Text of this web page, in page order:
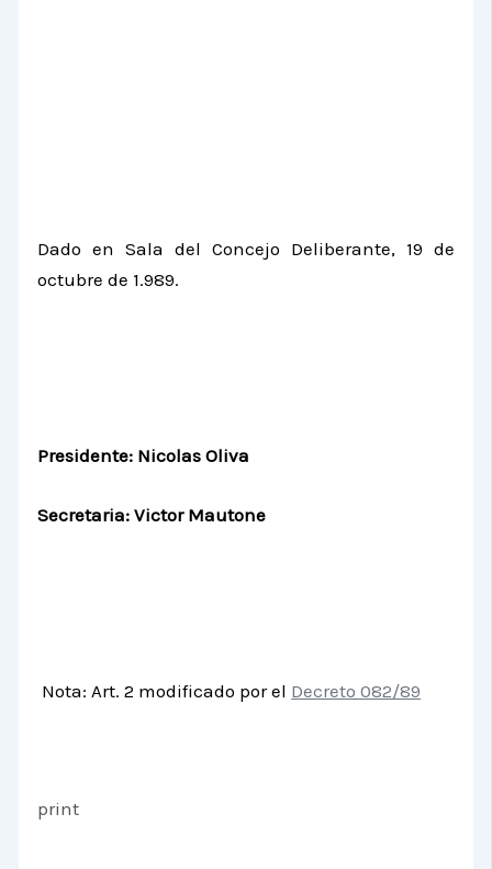
Dado en Sala del Concejo Deliberante, 19 de
octubre de 1.989.
Presidente: Nicolas Oliva
Secretaria: Victor Mautone
Nota: Art. 2 modificado por el Decreto 082/89
print